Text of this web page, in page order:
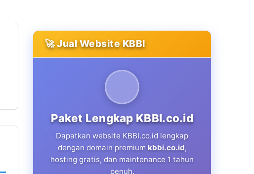
🚀 Jual Website KBBI
Paket Lengkap KBBI.co.id
Dapatkan website KBBI.co.id lengkap
dengan domain premium kbbi.co.id,
hosting gratis, dan maintenance 1 tahun
penuh.